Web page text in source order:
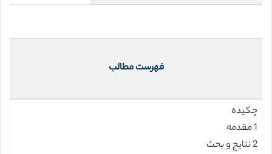
فهرست مطالب
چکیده
1 مقدمه
2 نتایج و بحث